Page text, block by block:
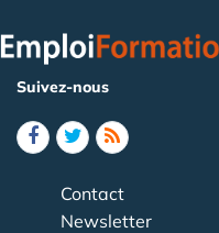
Suivez-nous
Contact
Newsletter